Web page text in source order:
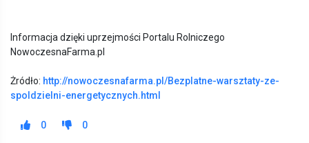
Informacja dzięki uprzejmości Portalu Rolniczego
NowoczesnaFarma.pl
Żródło: http://nowoczesnafarma.pl/Bezplatne-warsztaty-ze-
spoldzielni-energetycznych.html
0 0